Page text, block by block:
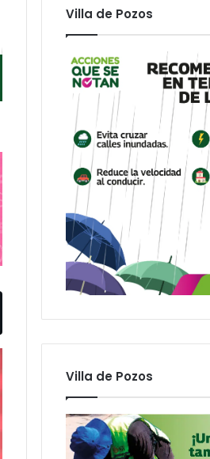
Villa de Pozos
Villa de Pozos